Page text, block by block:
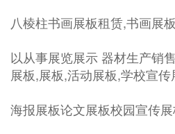
八棱柱书画展板租赁,书画展
以从事展览展示 器材生产销
展板,展板,活动展板,学校宣
海报展板论文展板校园宣传